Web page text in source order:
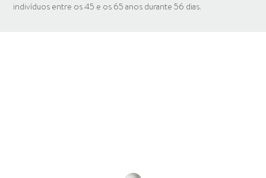
indivíduos entre os 45 e os 65 anos durante 56 dias.